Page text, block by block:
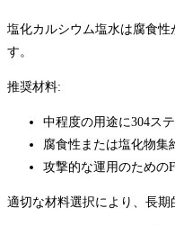
塩化カルシウム塩水は腐食
す。
推奨材料:
中程度の用途に304ス
腐食性または塩化物集
攻撃的な運用のための
適切な材料選択により、長期